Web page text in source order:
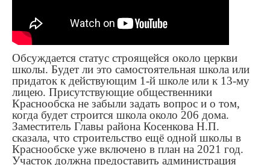
Обсуждается статус строящейся около церкви
школы. Будет ли это самостоятельная школа или
придаток к действующим 1-й школе или к 13-му
лицею. Присутствующие общественники
Краснообска не забыли задать вопрос и о том,
когда будет строится школа около 206 дома.
Заместитель Главы района Косенкова Н.П.
сказала, что строительство ещё одной школы в
Краснообске уже включено в план на 2021 год.
Участок должна предоставить администрация